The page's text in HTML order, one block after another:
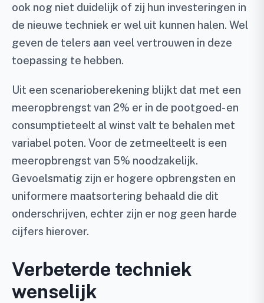
ook nog niet duidelijk of zij hun investeringen in
de nieuwe techniek er wel uit kunnen halen. Wel
geven de telers aan veel vertrouwen in deze
toepassing te hebben.
Uit een scenarioberekening blijkt dat met een
meeropbrengst van 2% er in de pootgoed- en
consumptieteelt al winst valt te behalen met
variabel poten. Voor de zetmeelteelt is een
meeropbrengst van 5% noodzakelijk.
Gevoelsmatig zijn er hogere opbrengsten en
uniformere maatsortering behaald die dit
onderschrijven, echter zijn er nog geen harde
cijfers hierover.
Verbeterde techniek
wenselijk